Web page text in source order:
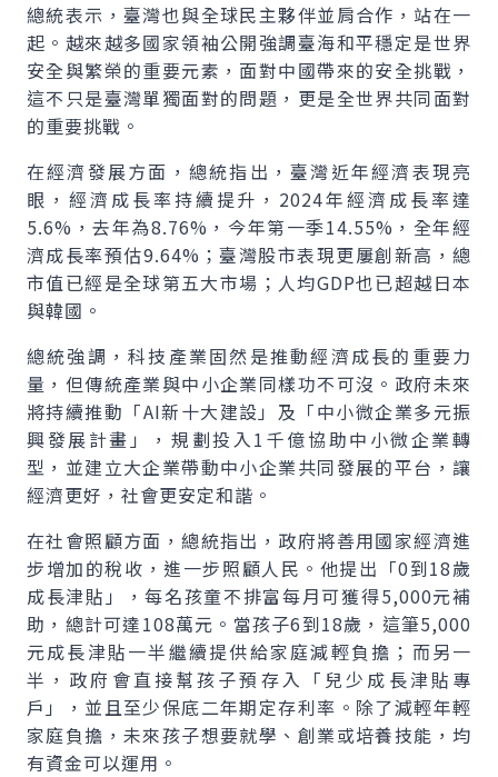
總統表示，臺灣也與全球民主夥伴並肩合作，站在一
起。越來越多國家領袖公開強調臺海和平穩定是世界
安全與繁榮的重要元素，面對中國帶來的安全挑戰，
這不只是臺灣單獨面對的問題，更是全世界共同面對
的重要挑戰。
在經濟發展方面，總統指出，臺灣近年經濟表現亮
眼，經濟成長率持續提升，2024年經濟成長率達
5.6%，去年為8.76%，今年第一季14.55%，全年經
濟成長率預估9.64%；臺灣股市表現更屢創新高，總
市值已經是全球第五大市場；人均GDP也已超越日本
與韓國。
總統強調，科技產業固然是推動經濟成長的重要力
量，但傳統產業與中小企業同樣功不可沒。政府未來
將持續推動「AI新十大建設」及「中小微企業多元振
興發展計畫」，規劃投入1千億協助中小微企業轉
型，並建立大企業帶動中小企業共同發展的平台，讓
經濟更好，社會更安定和諧。
在社會照顧方面，總統指出，政府將善用國家經濟進
步增加的稅收，進一步照顧人民。他提出「0到18歲
成長津貼」，每名孩童不排富每月可獲得5,000元補
助，總計可達108萬元。當孩子6到18歲，這筆5,000
元成長津貼一半繼續提供給家庭減輕負擔；而另一
半，政府會直接幫孩子預存入「兒少成長津貼專
戶」，並且至少保底二年期定存利率。除了減輕年輕
家庭負擔，未來孩子想要就學、創業或培養技能，均
有資金可以運用。